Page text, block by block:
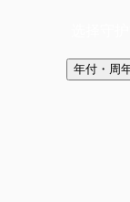
年付・周